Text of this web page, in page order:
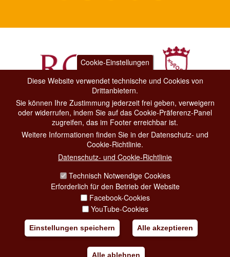
Dipartimento Grandi Eventi, Sport, Turismo e Moda.
Via di San Basilio, 51
00187 Roma
CONTACT CENTER TEL. 06 06 08
CONTATTA LA REDAZIONE
SOCIAL MEDIA POLICY
Cookie-Einstellungen
Diese Website verwendet technische und Cookies von
Drittanbietern.
Sie können Ihre Zustimmung jederzeit frei geben, verweigern
oder widerrufen, indem Sie auf das Cookie-Präferenz-Panel
zugreifen, das im Footer erreichbar ist.
Weitere Informationen finden Sie in der Datenschutz- und
Cookie-Richtlinie.
Datenschutz- und Cookie-Richtlinie
Technisch Notwendige Cookies
Erforderlich für den Betrieb der Website
Facebook-Cookies
YouTube-Cookies
Einstellungen speichern Alle akzeptieren
Alle ablehnen